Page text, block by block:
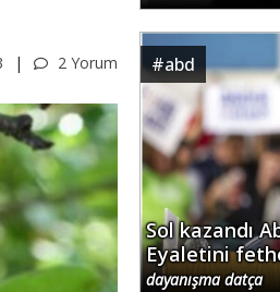
2 Yorum #abd
Sol kazandı
Eyaletini
dayanışma datça